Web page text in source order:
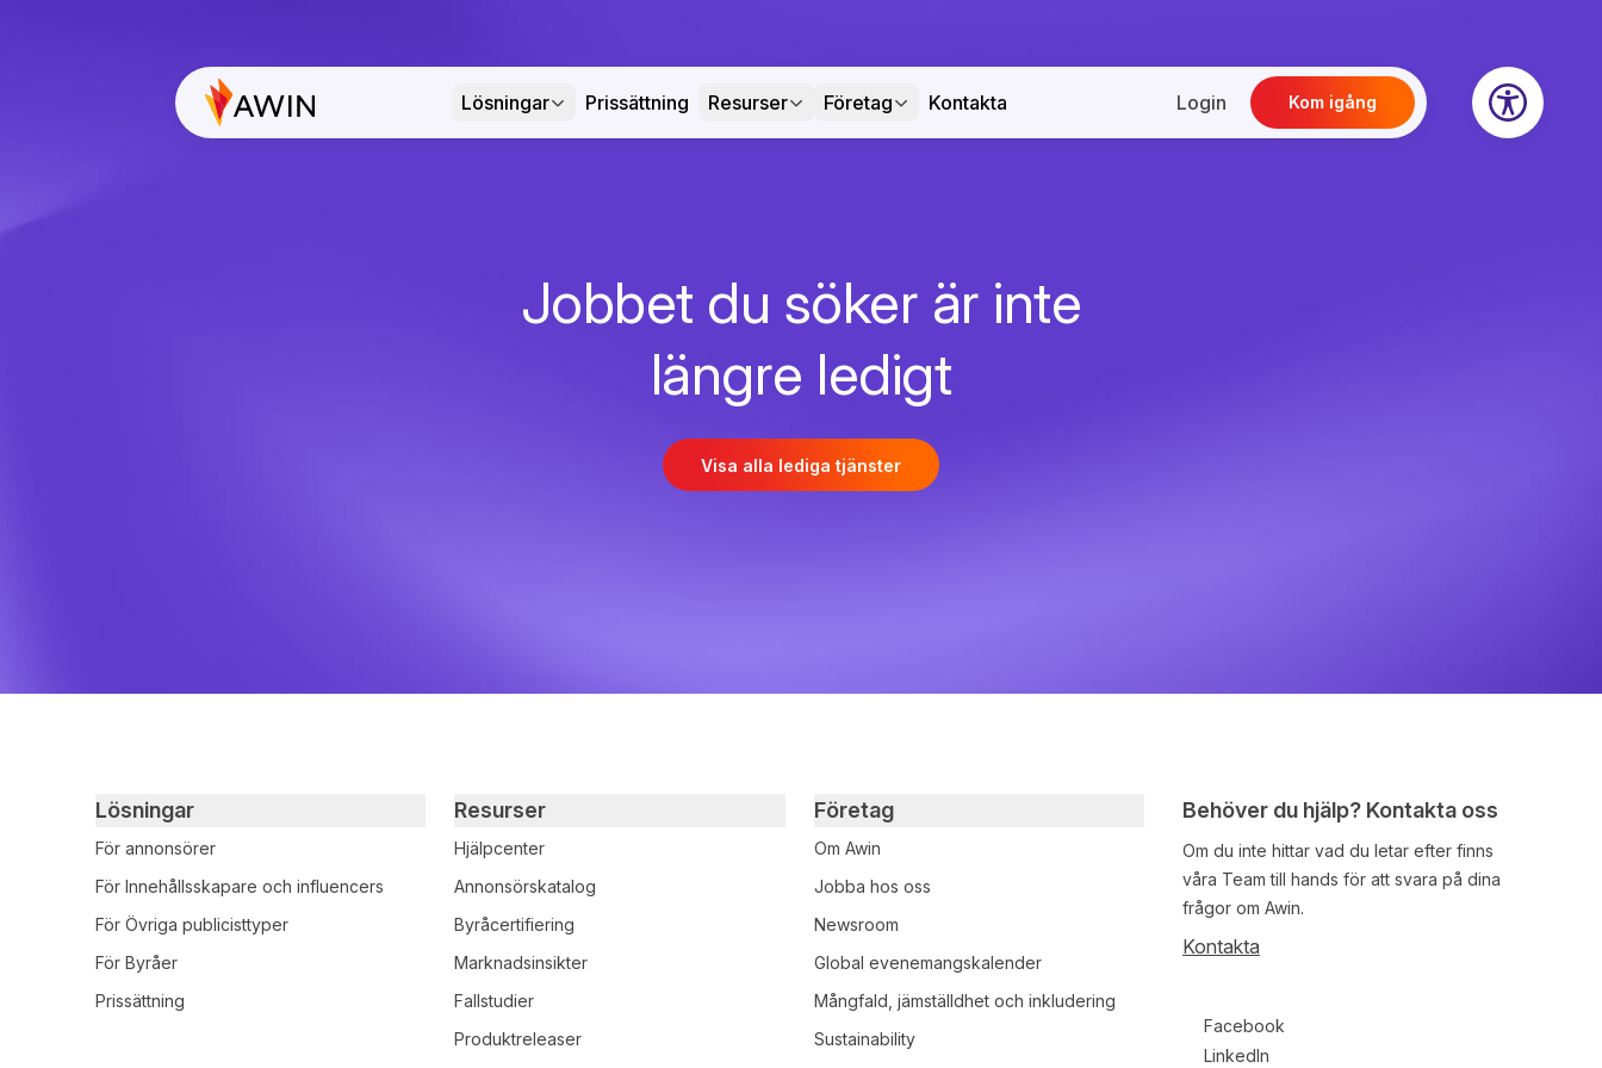
Lösningar Prissättning Resurser Företag Kontakta Login Kom igång
Jobbet du söker är inte
längre ledigt
Visa alla lediga tjänster
Behöver du hjälp? Kontakta oss
Om du inte hittar vad du letar efter finns
våra Team till hands för att svara på dina
frågor om Awin.
Kontakta
Facebook
LinkedIn
Primary footer navigation
Lösningar
För annonsörer
För Innehållsskapare och influencers
För Övriga publicisttyper
För Byråer
Prissättning
Resurser
Hjälpcenter
Annonsörskatalog
Byråcertifiering
Marknadsinsikter
Fallstudier
Produktreleaser
Företag
Om Awin
Jobba hos oss
Newsroom
Global evenemangskalender
Mångfald, jämställdhet och inkludering
Sustainability